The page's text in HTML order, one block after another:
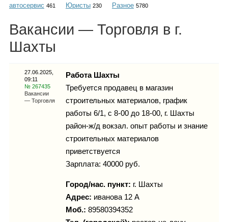
Инфо
Карты
автосервис 461 Юристы 230 Разное 5780
Вакансии — Торговля в г.
Шахты
27.06.2025,
09:11
№ 267435
Вакансии
— Торговля
Работа Шахты
Требуется продавец в магазин
строительных материалов, график
работы 6/1, с 8-00 до 18-00, г. Шахты
район-ж/д вокзал. опыт работы и знание
строительных материалов
приветствуется
Зарплата: 40000 руб.
Город/нас. пункт: г. Шахты
Адрес: иванова 12 А
Моб.: 89580394352